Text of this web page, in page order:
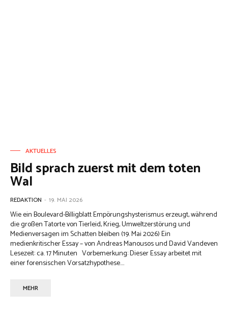
AKTUELLES
Bild sprach zuerst mit dem toten
Wal
REDAKTION - 19. MAI 2026
Wie ein Boulevard-Billigblatt Empörungshysterismus erzeugt, während
die großen Tatorte von Tierleid, Krieg, Umweltzerstörung und
Medienversagen im Schatten bleiben (19. Mai 2026) Ein
medienkritischer Essay – von Andreas Manousos und David Vandeven
Lesezeit: ca. 17 Minuten Vorbemerkung: Dieser Essay arbeitet mit
einer forensischen Vorsatzhypothese....
MEHR